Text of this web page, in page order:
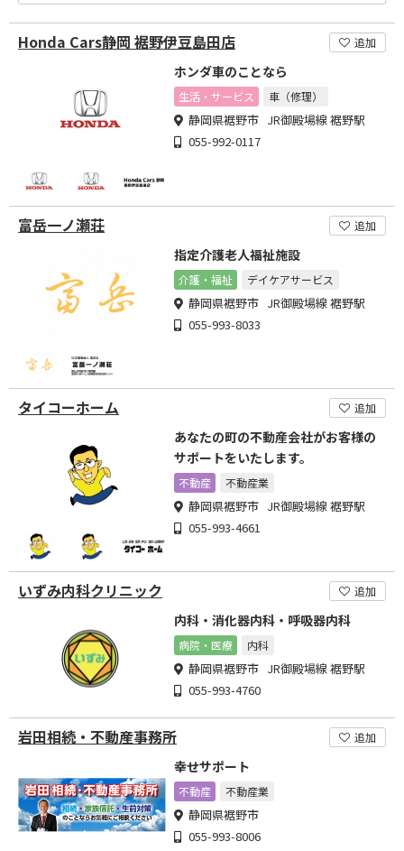
Honda Cars静岡 裾野伊豆島田店 追加
ホンダ車のことなら
生活・サービス 車（修理）
静岡県裾野市 JR御殿場線 裾野駅
055-992-0117
富岳一ノ瀬荘 追加
指定介護老人福祉施設
介護・福祉 デイケアサービス
静岡県裾野市 JR御殿場線 裾野駅
055-993-8033
タイコーホーム 追加
あなたの町の不動産会社がお客様の
サポートをいたします。
不動産 不動産業
静岡県裾野市 JR御殿場線 裾野駅
055-993-4661
いずみ内科クリニック 追加
内科・消化器内科・呼吸器内科
病院・医療 内科
静岡県裾野市 JR御殿場線 裾野駅
055-993-4760
岩田相続・不動産事務所 追加
幸せサポート
不動産 不動産業
静岡県裾野市
055-993-8006